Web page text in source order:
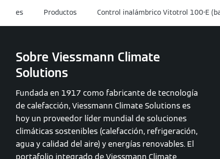
es Productos Control inalámbrico Vitotrol 100-E
Sobre Viessmann Climate
Solutions
Fundada en 1917 como fabricante de tecnología
de calefacción, Viessmann Climate Solutions es
hoy un proveedor líder mundial de soluciones
climáticas sostenibles (calefacción, refrigeración,
agua y calidad del aire) y energías renovables. El
portafolio integrado de Viessmann Climate